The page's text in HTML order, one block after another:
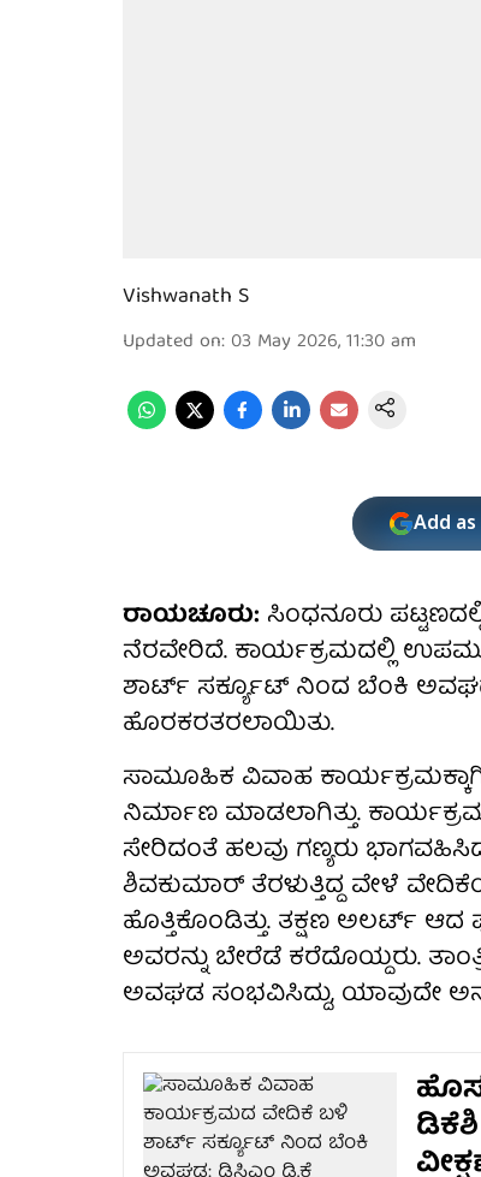
Vishwanath S
Updated on: 03 May 2026, 11:30 am
Add
ರಾಯಚೂರು: ಸಿಂಧನೂರು
ನೆರವೇರಿದೆ. ಕಾರ್ಯಕ್ರಮದಲ್ಲಿ
ಶಾರ್ಟ್ ಸರ್ಕ್ಯೂಟ್ ನಿಂದ ಬೆಂಕಿ
ಹೊರಕರತರಲಾಯಿತು.
ಸಾಮೂಹಿಕ ವಿವಾಹ
ನಿರ್ಮಾಣ ಮಾಡಲಾಗಿತ್ತು.
ಸೇರಿದಂತೆ ಹಲವು ಗಣ್ಯರು
ಶಿವಕುಮಾರ್ ತೆರಳುತ್ತಿದ್ದ ವೇಳೆ
ಹೊತ್ತಿಕೊಂಡಿತ್ತು. ತಕ್ಷಣ ಅಲರ್ಟ್
ಅವರನ್ನು ಬೇರೆಡೆ ಕರೆದೊಯ್ದರು.
ಅವಘಡ ಸಂಭವಿಸಿದ್ದು, ಯಾವುದೇ